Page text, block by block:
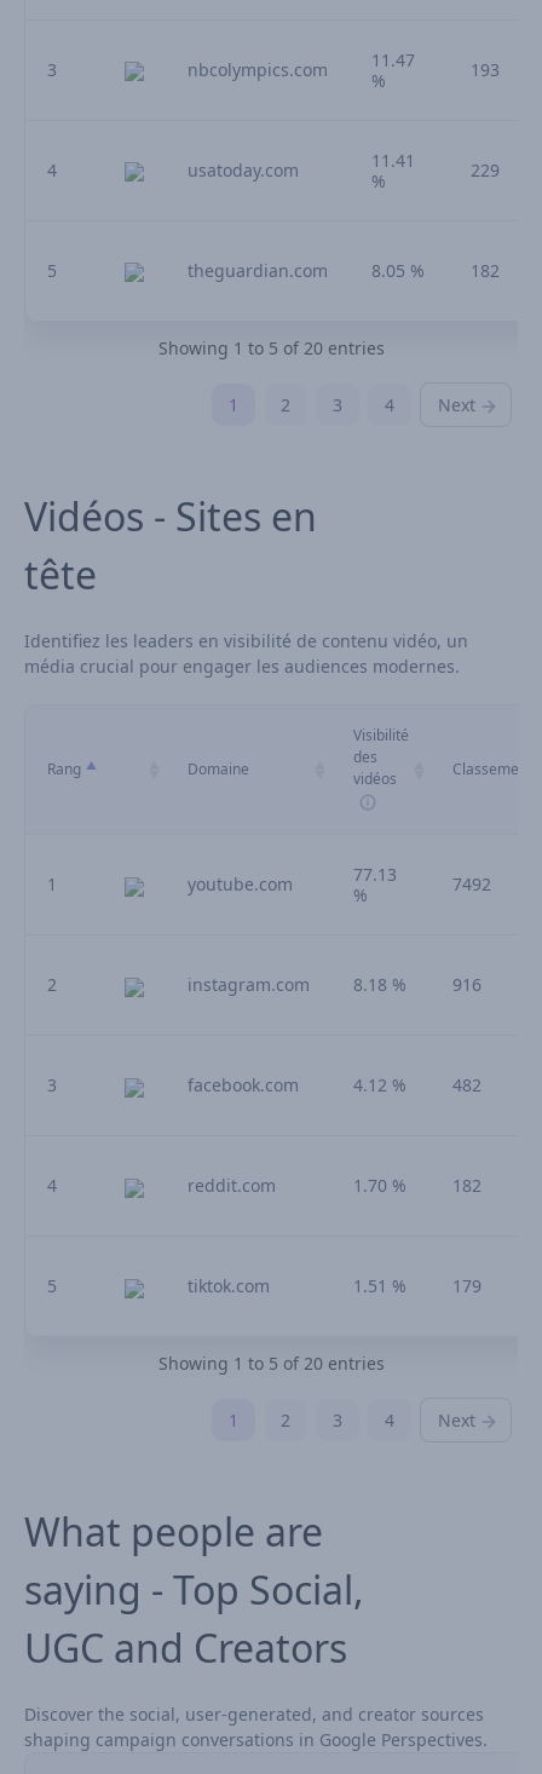
3 nbcolympics.com
11.47
%
193
4 usatoday.com
11.41
%
229
5 theguardian.com 8.05 % 182
Showing 1 to 5 of 20 entries
1 2 3 4 Next
Vidéos - Sites en
tête
Identifiez les leaders en visibilité de contenu vidéo, un
média crucial pour engager les audiences modernes.
Rang Domaine
Visibilité
des
vidéos
Classements
1 youtube.com
77.13
%
7492
2 instagram.com 8.18 % 916
3 facebook.com 4.12 % 482
4 reddit.com 1.70 % 182
5 tiktok.com 1.51 % 179
Showing 1 to 5 of 20 entries
1 2 3 4 Next
What people are
saying - Top Social,
UGC and Creators
Discover the social, user-generated, and creator sources
shaping campaign conversations in Google Perspectives.